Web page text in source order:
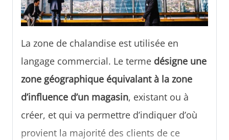
La zone de chalandise est utilisée en
langage commercial. Le terme désigne une
zone géographique équivalant à la zone
d’influence d’un magasin, existant ou à
créer, et qui va permettre d’indiquer d’où
provient la majorité des clients de ce